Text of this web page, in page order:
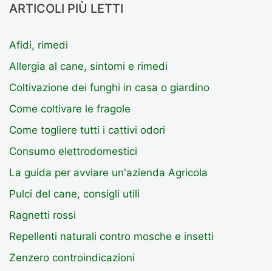
ARTICOLI PIÙ LETTI
Afidi, rimedi
Allergia al cane, sintomi e rimedi
Coltivazione dei funghi in casa o giardino
Come coltivare le fragole
Come togliere tutti i cattivi odori
Consumo elettrodomestici
La guida per avviare un'azienda Agricola
Pulci del cane, consigli utili
Ragnetti rossi
Repellenti naturali contro mosche e insetti
Zenzero controindicazioni